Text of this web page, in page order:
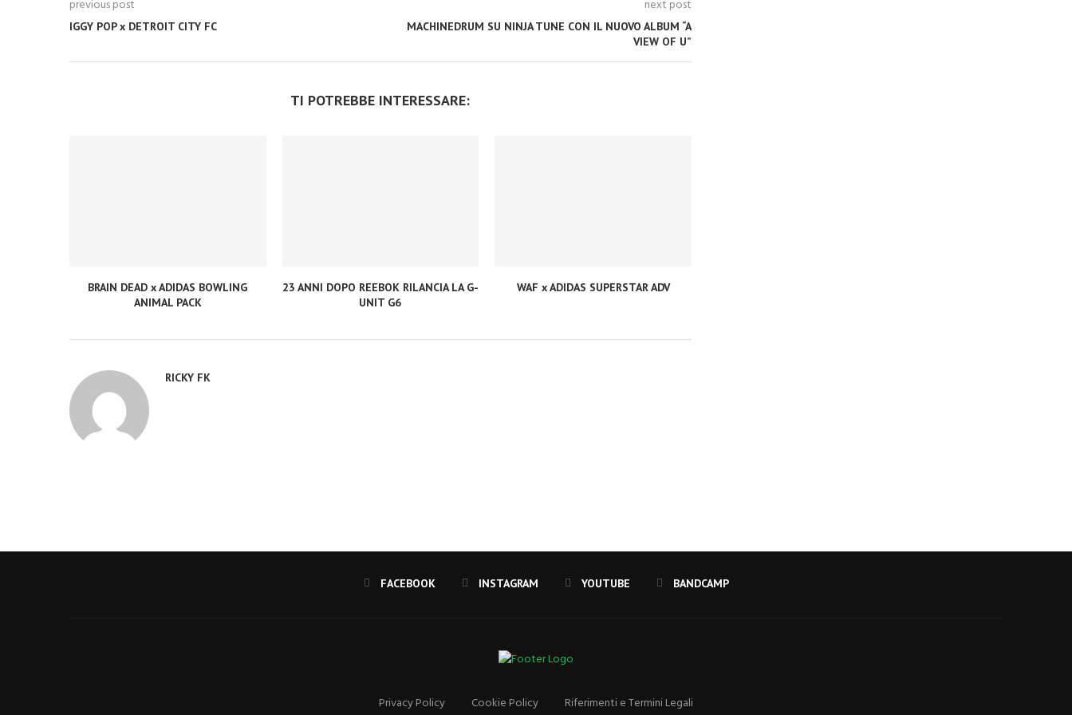
previous post
IGGY POP x DETROIT CITY FC
next post
MACHINEDRUM SU NINJA TUNE CON IL NUOVO ALBUM “A
VIEW OF U”
TI POTREBBE INTERESSARE:
BRAIN DEAD x ADIDAS BOWLING
ANIMAL PACK
23 ANNI DOPO REEBOK RILANCIA LA G-
UNIT G6
WAF x ADIDAS SUPERSTAR ADV
RICKY FK
FACEBOOK INSTAGRAM YOUTUBE
Privacy Policy Cookie Policy Riferimenti e Termini Legali